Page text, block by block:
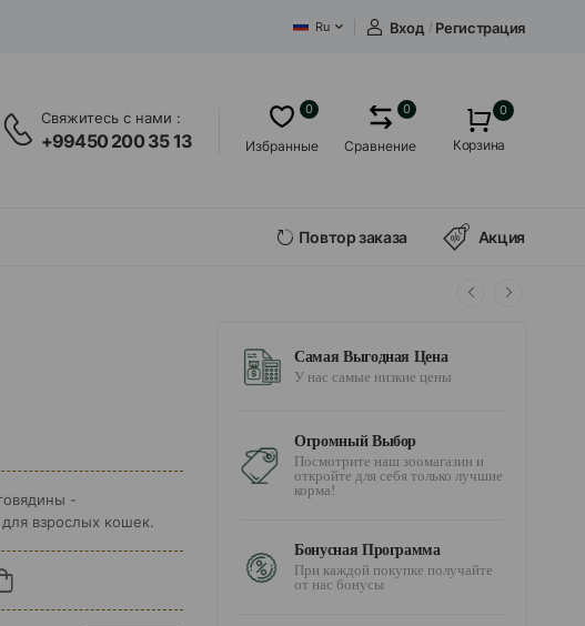
Ru Вход / Регистрация
Свяжитесь с нами :
+99450 200 35 13 Избранные
0
Сравнение
0 0
Корзина
Повтор заказа Акция
-
взрослых кошек.
Самая Выгодная Цена
У нас самые низкие цены
Огромный Выбор
Посмотрите наш зоомагазин и
откройте для себя только лучшие
корма!
Бонусная Программа
При каждой покупке получайте
от нас бонусы